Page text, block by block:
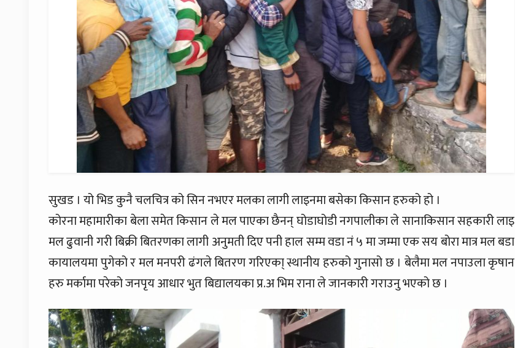
सुखड । यो भिड कुनै चलचित्र को सिन नभएर मलका लागी लाइनमा बसेका किसान हरुको हो ।
कोरना महामारीका बेला समेत किसान ले मल पाएका छैनन् घोडाघोडी नगपालीका ले सानाकिसान सहकारी लाइ
मल ढुवानी गरी बिक्री बितरणका लागी अनुमती दिए पनी हाल सम्म वडा नं ५ मा जम्मा एक सय बोरा मात्र मल बडा
कायालयमा पुगेको र मल मनपरी ढंगले बितरण गरिएका् स्थानीय हरुको गुनासो छ । बेलैमा मल नपाउला कृषान
हरु मर्कामा परेको जनपृय आधार भुत बिद्यालयका प्र.अ भिम राना ले जानकारी गराउनु भएको छ ।